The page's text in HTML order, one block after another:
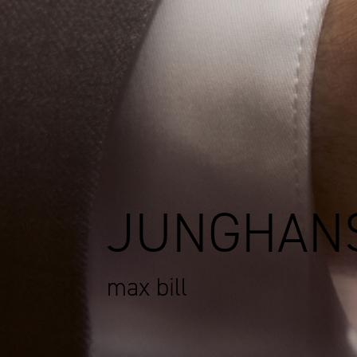
max bill